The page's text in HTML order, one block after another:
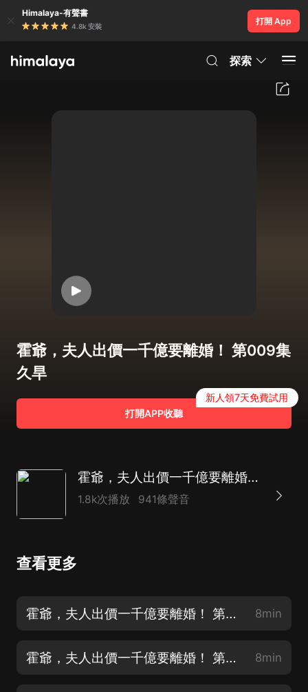
Himalaya-有聲書
4.8k 安裝
打開 App
探索
霍爺，夫人出價一千億要離婚！ 第009集
久旱
打開APP收聽
新人領7天免費試用
霍爺，夫人出價一千億要離婚|池慕蓁霍雲霆|霸總追妻
1.8k次播放 941條聲音
查看更多
霍爺，夫人出價一千億要離婚！ 第001集 我們離婚吧 8min
霍爺，夫人出價一千億要離婚！ 第002集 不知所蹤 8min